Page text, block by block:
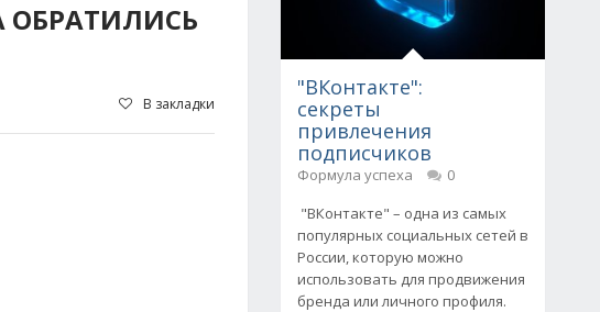
В закладки
"ВКонтакте":
секреты
привлечения
подписчиков
Формула успеха
0
"ВКонтакте" – одна из самых
популярных социальных сетей в
России, которую можно
использовать для продвижения
бренда или личного профиля.